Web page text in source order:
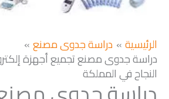
الرئيسية دراسة جدوى مصنع
دراسة جدوى مصنع تجميع أجهزة
النجاح في المملكة